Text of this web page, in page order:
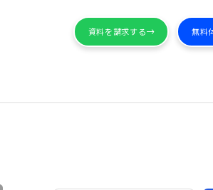
資料を請求する 無料